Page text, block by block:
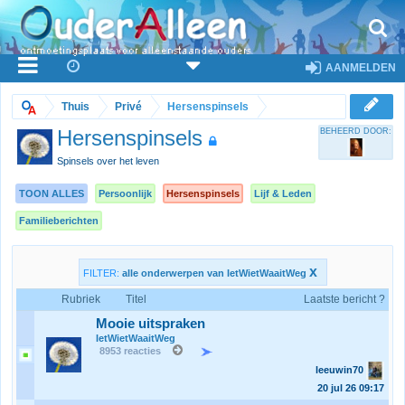
AANMELDEN
Thuis Privé Hersenspinsels
Hersenspinsels
Spinsels over het leven
BEHEERD DOOR:
TOON ALLES Persoonlijk Hersenspinsels Lijf & Leden
Familieberichten
FILTER: alle onderwerpen van IetWietWaaitWeg x
Rubriek Titel Laatste bericht ?
Mooie uitspraken
IetWietWaaitWeg
8953 reacties
leeuwin70
20 jul 26 09:17